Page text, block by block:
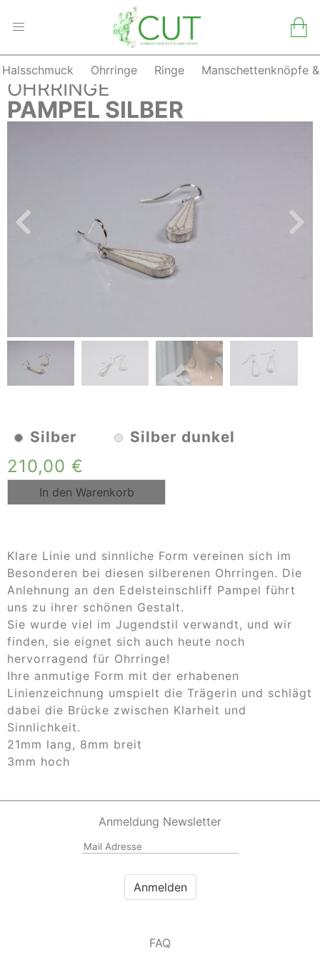
to
content
Halsschmuck Ohrringe Ringe Manschettenknöpfe &
OHRRINGE
PAMPEL SILBER
Silber Silber dunkel
ZURÜCK
210,00 €
In den Warenkorb
Klare Linie und sinnliche Form vereinen sich im
Besonderen bei diesen silberenen Ohrringen. Die
Anlehnung an den Edelsteinschliff Pampel führt
uns zu ihrer schönen Gestalt.
Sie wurde viel im Jugendstil verwandt, und wir
finden, sie eignet sich auch heute noch
hervorragend für Ohrringe!
Ihre anmutige Form mit der erhabenen
Linienzeichnung umspielt die Trägerin und schlägt
dabei die Brücke zwischen Klarheit und
Sinnlichkeit.
21mm lang, 8mm breit
3mm hoch
Anmeldung Newsletter
FAQ